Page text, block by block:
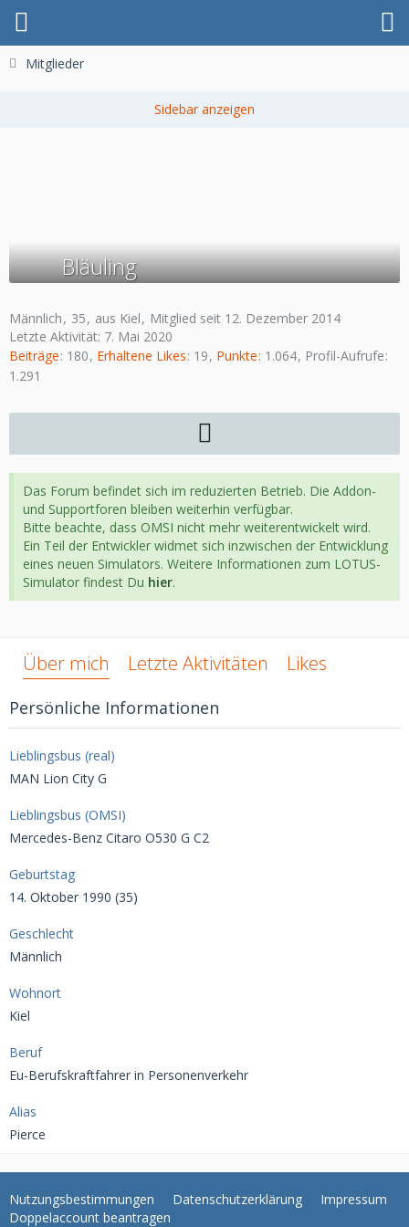
Mitglieder
Bläuling
Männlich 35 aus Kiel
Mitglied seit 12. Dezember 2014
Letzte Aktivität: 7. Mai 2020
Beiträge 180 Erhaltene Likes 19 Punkte 1.064 Profil-Aufrufe
1.291
Das Forum befindet sich im reduzierten Betrieb. Die Addon-
und Supportforen bleiben weiterhin verfügbar.
Bitte beachte, dass OMSI nicht mehr weiterentwickelt wird.
Ein Teil der Entwickler widmet sich inzwischen der Entwicklung
eines neuen Simulators. Weitere Informationen zum LOTUS-
Simulator findest Du hier.
Über mich Letzte Aktivitäten Likes
Persönliche Informationen
Lieblingsbus (real)
MAN Lion City G
Lieblingsbus (OMSI)
Mercedes-Benz Citaro O530 G C2
Geburtstag
14. Oktober 1990 (35)
Geschlecht
Männlich
Wohnort
Kiel
Beruf
Eu-Berufskraftfahrer in Personenverkehr
Alias
Pierce
Nutzungsbestimmungen Datenschutzerklärung
Impressum
Doppelaccount beantragen